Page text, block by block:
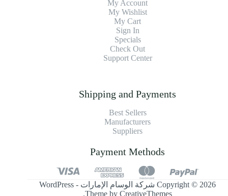
My Account
My Wishlist
My Cart
Sign In
Specials
Check Out
Support Center
Shipping and Payments
Best Sellers
Manufacturers
Suppliers
Payment Methods
Copyright © 2026 شركة الوسام الإمارات - WordPress
Theme byCreativeThemes
.